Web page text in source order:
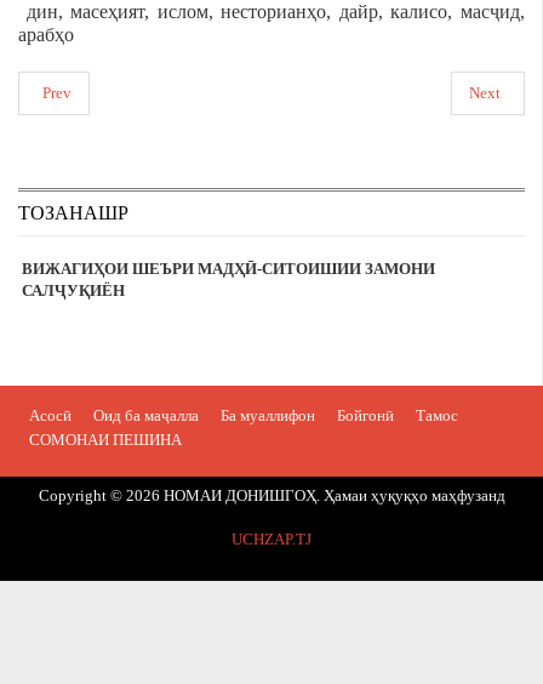
дин, масеҳият, ислом, несторианҳо, дайр, калисо, масҷид,
арабҳо
Prev Next
ТОЗАНАШР
ВИЖАГИҲОИ ШЕЪРИ МАДҲӢ-СИТОИШИИ ЗАМОНИ
САЛҶУҚИЁН
Асосӣ Оид ба маҷалла Ба муаллифон Бойгонӣ
Тамос
СОМОНАИ ПЕШИНА
Copyright © 2026 НОМАИ ДОНИШГОҲ. Ҳамаи ҳуқуқҳо маҳфузанд
UCHZAP.TJ